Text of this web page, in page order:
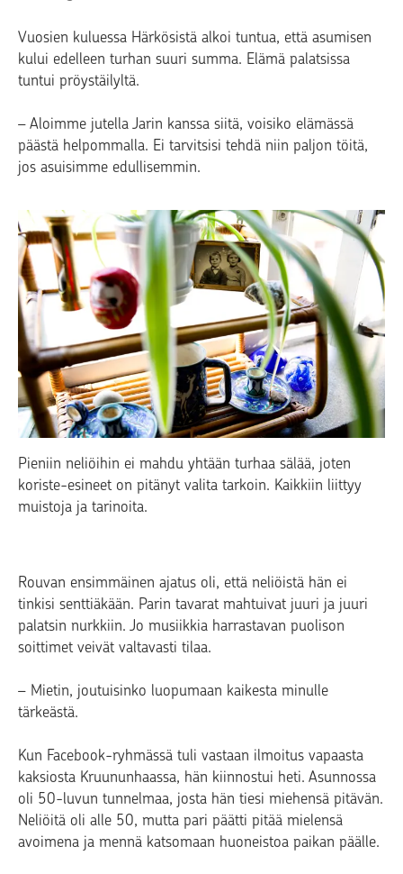
Vuosien kuluessa Härkösistä alkoi tuntua, että asumisen
kului edelleen turhan suuri summa. Elämä palatsissa
tuntui pröystäilyltä.
– Aloimme jutella Jarin kanssa siitä, voisiko elämässä
päästä helpommalla. Ei tarvitsisi tehdä niin paljon töitä,
jos asuisimme edullisemmin.
Pieniin neliöihin ei mahdu yhtään turhaa sälää, joten
koriste-esineet on pitänyt valita tarkoin. Kaikkiin liittyy
muistoja ja tarinoita.
Rouvan ensimmäinen ajatus oli, että neliöistä hän ei
tinkisi senttiäkään. Parin tavarat mahtuivat juuri ja juuri
palatsin nurkkiin. Jo musiikkia harrastavan puolison
soittimet veivät valtavasti tilaa.
– Mietin, joutuisinko luopumaan kaikesta minulle
tärkeästä.
Kun Facebook-ryhmässä tuli vastaan ilmoitus vapaasta
kaksiosta Kruununhaassa, hän kiinnostui heti. Asunnossa
oli 50-luvun tunnelmaa, josta hän tiesi miehensä pitävän.
Neliöitä oli alle 50, mutta pari päätti pitää mielensä
avoimena ja mennä katsomaan huoneistoa paikan päälle.